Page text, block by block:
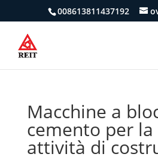
008613811437192
Macchine a
cemento per la
attività di